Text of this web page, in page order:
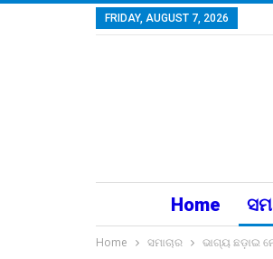
FRIDAY, AUGUST 7, 2026
Home
Home ସମାଚାର ଭାଗ୍ୟ ଛଡ଼ାଇ